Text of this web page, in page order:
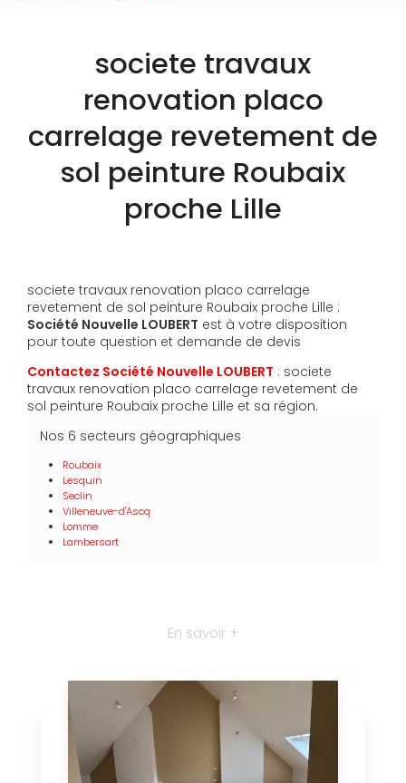
societe travaux
renovation placo
carrelage revetement de
sol peinture Roubaix
proche Lille
societe travaux renovation placo carrelage
revetement de sol peinture Roubaix proche Lille :
Société Nouvelle LOUBERT est à votre disposition
pour toute question et demande de devis
Contactez Société Nouvelle LOUBERT : societe
travaux renovation placo carrelage revetement de
sol peinture Roubaix proche Lille et sa région.
Nos 6 secteurs géographiques
Roubaix
Lesquin
Seclin
Villeneuve-d'Ascq
Lomme
Lambersart
En savoir +